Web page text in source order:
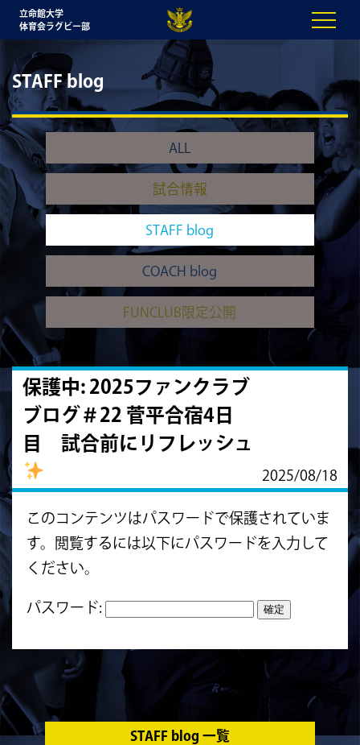
立命館大学
体育会ラグビー部
STAFF blog
ALL
試合情報
STAFF blog
COACH blog
FUNCLUB限定公開
保護中: 2025ファンクラブ
ブログ＃22 菅平合宿4日
目 試合前にリフレッシュ
2025/08/18
このコンテンツはパスワードで保護されていま
す。閲覧するには以下にパスワードを入力して
ください。
パスワード:
STAFF blog 一覧